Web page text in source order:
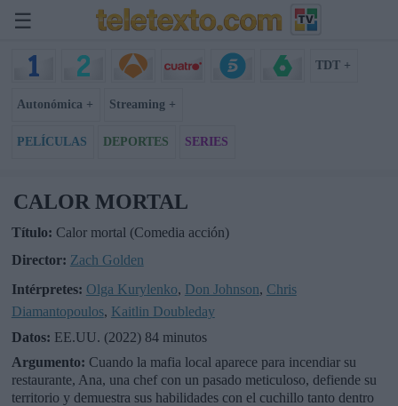
☰
TDT +
Autonómica + Streaming +
PELÍCULAS DEPORTES SERIES
CALOR MORTAL
Título: Calor mortal (Comedia acción)
Director: Zach Golden
Intérpretes: Olga Kurylenko, Don Johnson, Chris
Diamantopoulos, Kaitlin Doubleday
Datos: EE.UU. (2022) 84 minutos
Argumento: Cuando la mafia local aparece para incendiar su
restaurante, Ana, una chef con un pasado meticuloso, defiende su
territorio y demuestra sus habilidades con el cuchillo tanto dentro